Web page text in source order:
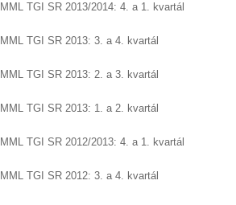
MML TGI SR 2013/2014: 4. a 1. kvartál
MML TGI SR 2013: 3. a 4. kvartál
MML TGI SR 2013: 2. a 3. kvartál
MML TGI SR 2013: 1. a 2. kvartál
MML TGI SR 2012/2013: 4. a 1. kvartál
MML TGI SR 2012: 3. a 4. kvartál